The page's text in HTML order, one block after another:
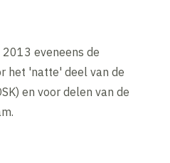
2013 eveneens de
het 'natte' deel van de
en voor delen van de